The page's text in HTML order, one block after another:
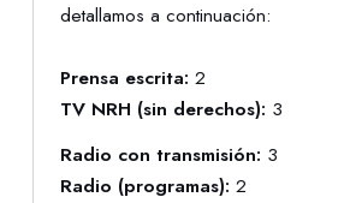
detallamos a continuación:
Prensa escrita: 2
TV NRH (sin derechos): 3
Radio con transmisión: 3
Radio (programas): 2